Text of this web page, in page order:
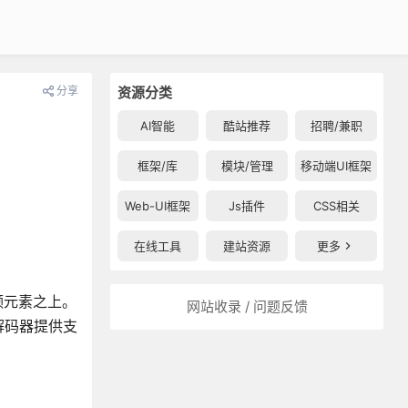
资源分类
AI智能 酷站推荐 招聘/兼职
框架/库 模块/管理 移动端UI框架
Web-UI框架 Js插件 CSS相关
在线工具 建站资源 更多
网站收录 / 问题反馈
分享
素之上。
器提供支